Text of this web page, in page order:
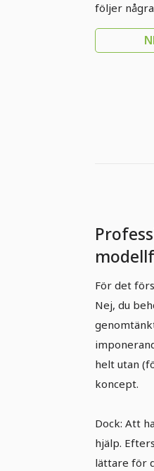
följer
-
För det
Nej, du
helt utan
koncept.
Dock: Att
hjälp.
lättare för